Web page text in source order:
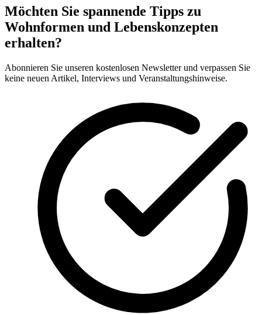
Möchten Sie spannende Tipps zu
Wohnformen und Lebenskonzepten
erhalten?
Abonnieren Sie unseren kostenlosen Newsletter und verpassen Sie
keine neuen Artikel, Interviews und Veranstaltungshinweise.